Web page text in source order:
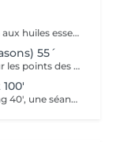
Un soin associant le protocole AromaTouch aux huiles essentielles, un accompagnement personnalisé et un profond moment de détente pour favoriser l'équilibre et l'harmonie émotionnelle
55´
Utilisation des diapasons et bols tibétains sur les points des méridiens de la médecine chinoise.
Ce soin comprend un massage Chi Nei Tsang 40', une séance de réflexologie plantaire de 30', suivi d'une Sonothérapie 30'.